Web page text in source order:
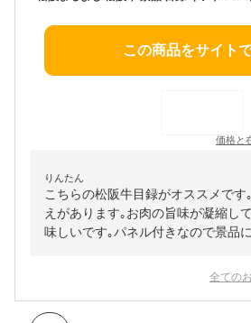
この商品をサイト
価格と
りんたん
こちらの松阪牛目録がオススメで
えがあります｡お肉の旨味が凝縮し
味しいです｡パネル付きなので景品
全ての